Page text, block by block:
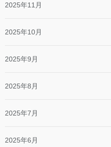
2025年11月
2025年10月
2025年9月
2025年8月
2025年7月
2025年6月